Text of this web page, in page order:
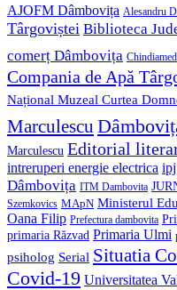
AJOFM Dâmbovița Alesandru
Târgoviștei Biblioteca
comerț Dâmbovița
Compania de Apă
Național Muzeal Curtea
Marculescu
Marculescu Editorial
intreruperi energie electrica
Dâmbovița
ITM Dambovita
Szemkovics MApN Ministerul
Oana Filip Prefectura dambovita
primaria Răzvad Primaria Ulmi
psiholog Serial Situatia
Covid-19 Universitatea